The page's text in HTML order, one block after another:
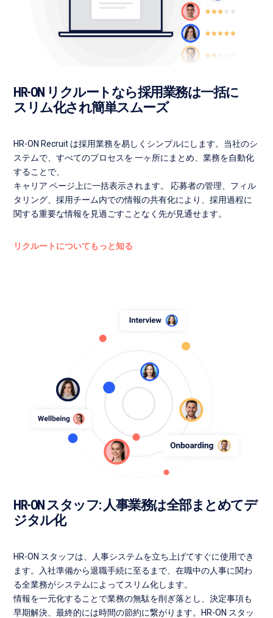
HR-ON リクルートなら採用業務は一括に
スリム化され簡単スムーズ
HR-ON Recruit は採用業務を易しくシンプルにします。当社のシ
ステムで、すべてのプロセスを 一ヶ所にまとめ、業務を自動化
することで、
キャリア ページ上に一括表示されます。 応募者の管理、フィル
タリング、採用チーム内での情報の共有化により、採用過程に
関する重要な情報を見過ごすことなく先が見通せます。
リクルートについてもっと知る
HR-ON スタッフ: 人事業務は全部まとめてデ
ジタル化
HR-ON スタッフは、人事システムを立ち上げてすぐに使用でき
ます。入社準備から退職手続に至るまで、在職中の人事に関わ
る全業務がシステムによってスリム化します。
情報を一元化することで業務の無駄を削ぎ落とし、決定事項も
早期解決、最終的には時間の節約に繋がります。HR-ON スタッ